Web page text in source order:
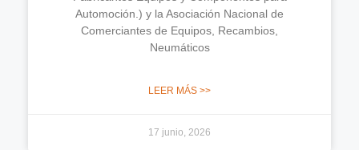
Automoción.) y la Asociación Nacional de
Comerciantes de Equipos, Recambios,
Neumáticos
LEER MÁS >>
17 junio, 2026